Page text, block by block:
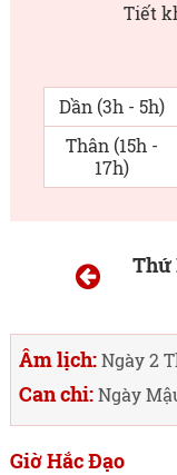
Tiết
Dần (3h - 5h)
Thân (15h -
17h)
Thứ
Âm lịch:Ngày 2
Can chi:Ngày
Giờ Hắc Đạo